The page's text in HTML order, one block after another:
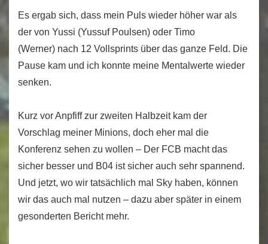
Es ergab sich, dass mein Puls wieder höher war als
der von Yussi (Yussuf Poulsen) oder Timo
(Werner) nach 12 Vollsprints über das ganze Feld. Die
Pause kam und ich konnte meine Mentalwerte wieder
senken.
Kurz vor Anpfiff zur zweiten Halbzeit kam der
Vorschlag meiner Minions, doch eher mal die
Konferenz sehen zu wollen – Der FCB macht das
sicher besser und B04 ist sicher auch sehr spannend.
Und jetzt, wo wir tatsächlich mal Sky haben, können
wir das auch mal nutzen – dazu aber später in einem
gesonderten Bericht mehr.